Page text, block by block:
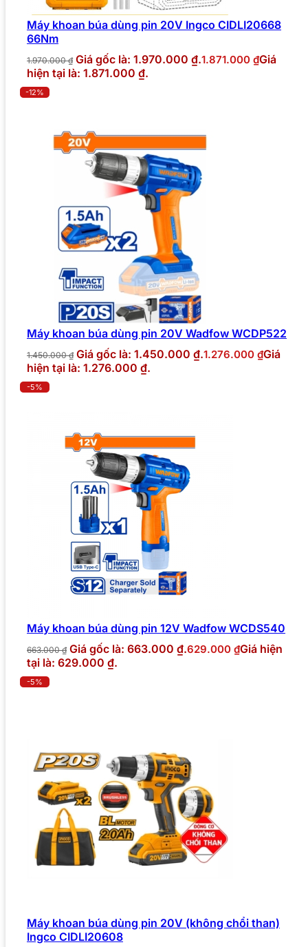
Máy khoan búa dùng pin 20V Ingco CIDLI20668
66Nm
1.970.000₫ Giá gốc là: 1.970.000 ₫.1.871.000 ₫Giá
hiện tại là: 1.871.000 ₫.
-12%
Máy khoan búa dùng pin 20V Wadfow WCDP522
1.450.000₫ Giá gốc là: 1.450.000 ₫.1.276.000 ₫Giá
hiện tại là: 1.276.000 ₫.
-5%
Máy khoan búa dùng pin 12V Wadfow WCDS540
663.000₫ Giá gốc là: 663.000 ₫.629.000 ₫Giá hiện
tại là: 629.000 ₫.
-5%
Máy khoan búa dùng pin 20V (không chổi than)
Ingco CIDLI20608